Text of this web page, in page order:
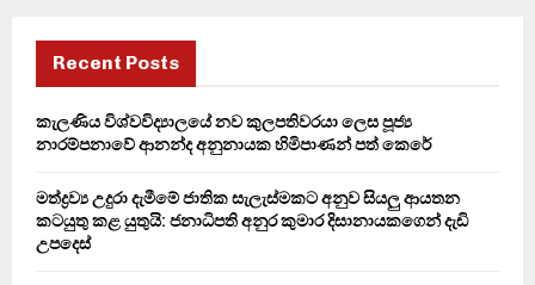
f
r
H
Recent Posts
කැලණිය විශ්වවිද්‍යාලයේ නව කුලපතිවරයා ලෙස පූජ්‍ය
නාරම්පනාවේ ආනන්ද අනුනායක හිමිපාණන් පත් කෙරේ
මත්ද්‍රව්‍ය උදුරා දැමීමේ ජාතික සැලැස්මකට අනුව සියලු ආයතන
කටයුතු කළ යුතුයි: ජනාධිපති අනුර කුමාර දිසානායකගෙන් දැඩි
උපදෙස්